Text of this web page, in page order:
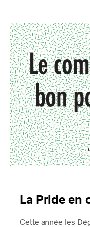
La Pride en
Cette année les